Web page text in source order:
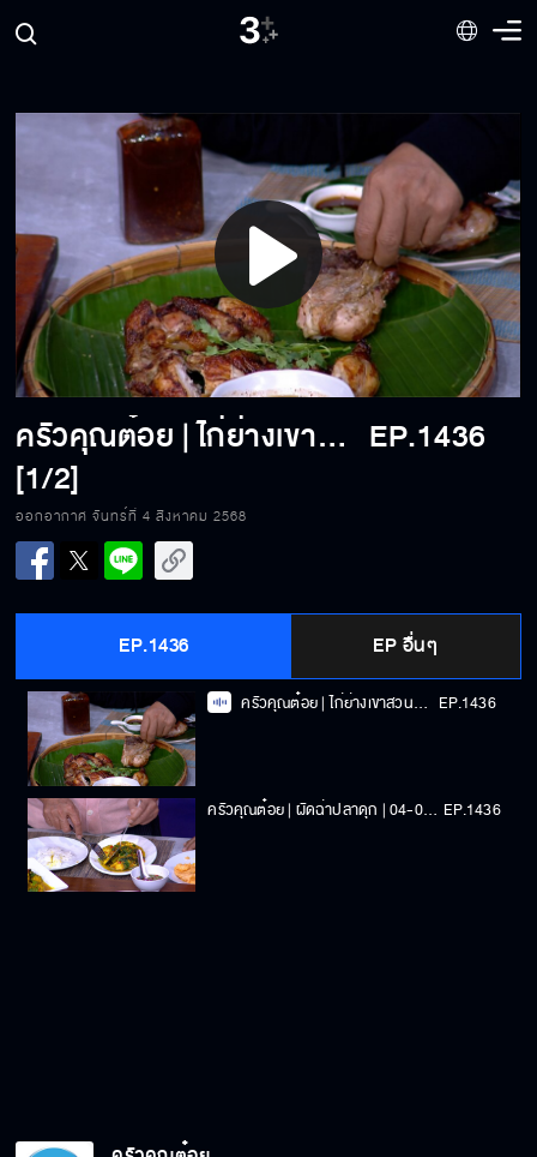
Play
Video
ครัวคุณต๋อย | ไก่ย่างเขาสวนกวาง | 04-08-2025 EP.1436
[1/2]
ออกอากาศ จันทร์ที่ 4 สิงหาคม 2568
EP.1436 EP อื่นๆ
ครัวคุณต๋อย | ไก่ย่างเขาสวนกวาง | 04-08-2025 EP.1436
ครัวคุณต๋อย | ผัดฉ่าปลาดุก | 04-08-2025 EP.1436